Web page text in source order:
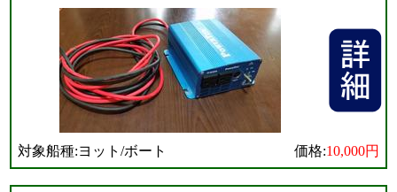
対象船種:ヨット/ボート 価格:10,000円